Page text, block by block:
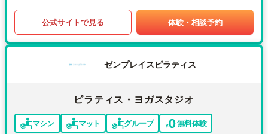
公式サイトで見る 体験・相談予約
ゼンプレイスピラティス
ピラティス・ヨガスタジオ
マシン マット グループ 無料体験